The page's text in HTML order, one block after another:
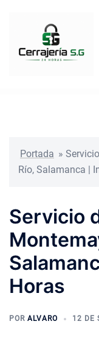
Portada »
Río, Salamanca |
Servicio
Horas
POR ALVARO 12 DE